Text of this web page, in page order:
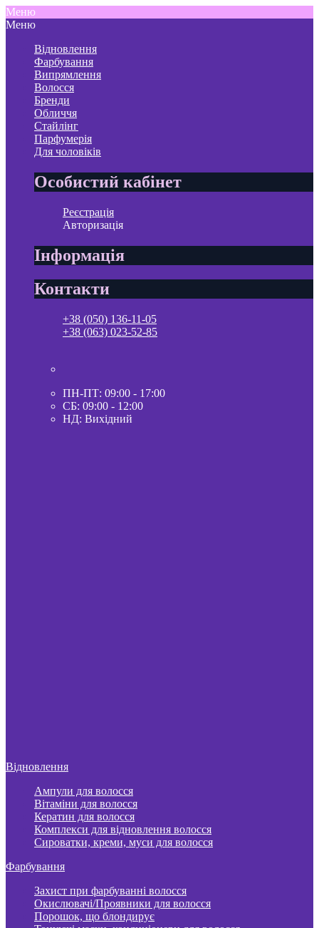
Меню
Меню
Відновлення
Фарбування
Випрямлення
Волосся
Бренди
Обличчя
Стайлінг
Парфумерія
Для чоловіків
Особистий кабінет
Реєстрація
Авторизація
Інформація
Контакти
+38 (050) 136-11-05
+38 (063) 023-52-85
ПН-ПТ: 09:00 - 17:00
СБ: 09:00 - 12:00
НД: Вихідний
Відновлення
Ампули для волосся
Вітаміни для волосся
Кератин для волосся
Комплекси для відновлення волосся
Сироватки, креми, муси для волосся
Фарбування
Захист при фарбуванні волосся
Окислювачі/Проявники для волосся
Порошок, що блондирує